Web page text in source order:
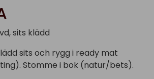
sits klädd
sits och rygg i ready mat
Stomme i bok (natur/bets).